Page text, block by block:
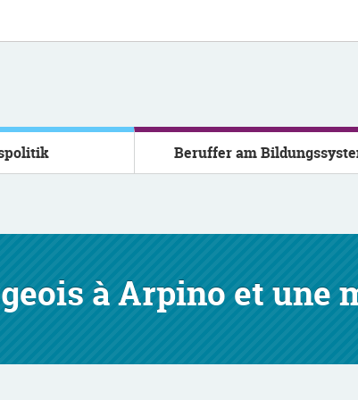
Beruffer am
à Arpino et une